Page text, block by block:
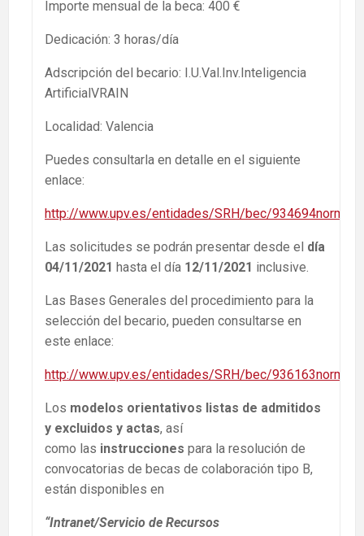
Importe mensual de la beca: 400 €
Dedicación: 3 horas/día
Adscripción del becario: I.U.Val.Inv.Inteligencia
ArtificialVRAIN
Localidad: Valencia
Puedes consultarla en detalle en el siguiente
enlace:
http://www.upv.es/entidades/SRH/bec/
Las solicitudes se podrán presentar desde el día
04/11/2021 hasta el día 12/11/2021 inclusive.
Las Bases Generales del procedimiento para la
selección del becario, pueden consultarse en
este enlace:
http://www.upv.es/entidades/SRH/bec/
Los modelos orientativos listas de admitidos
y excluidos y actas, así
como las instrucciones para la resolución de
convocatorias de becas de colaboración tipo B,
están disponibles en
“Intranet/Servicio de Recursos